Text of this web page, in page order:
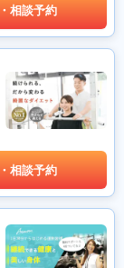
相談予約
相談予約